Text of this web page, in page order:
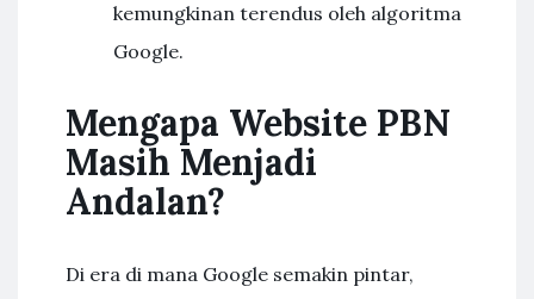
kemungkinan terendus oleh algoritma
Google.
Mengapa Website PBN
Masih Menjadi
Andalan?
Di era di mana Google semakin pintar,